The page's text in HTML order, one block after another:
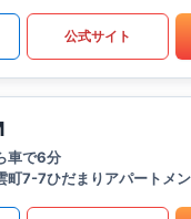
公式サイト
車で6分
町7-7ひだまりアパートメ